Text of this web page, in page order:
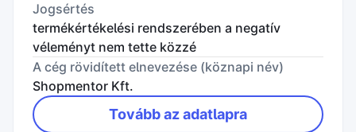
Jogsértés
termékértékelési rendszerében a negatív
véleményt nem tette közzé
A cég rövidített elnevezése (köznapi név)
Shopmentor Kft.
Tovább az adatlapra